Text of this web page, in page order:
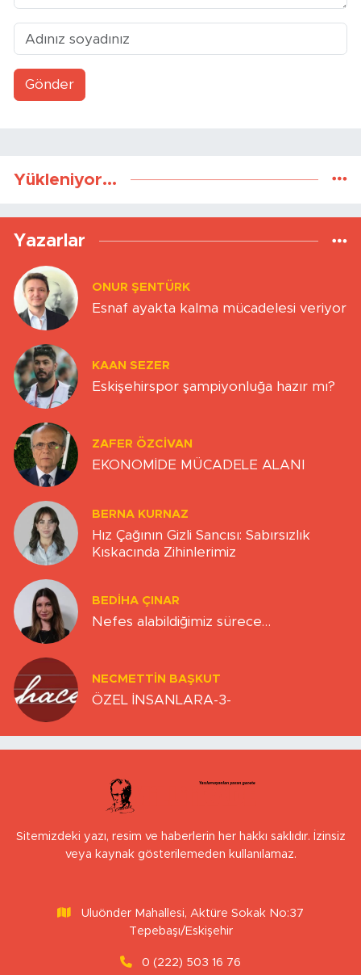
Gönder
Yükleniyor...
Yazarlar
ONUR ŞENTÜRK
Esnaf ayakta kalma mücadelesi veriyor
KAAN SEZER
Eskişehirspor şampiyonluğa hazır mı?
ZAFER ÖZCIVAN
EKONOMİDE MÜCADELE ALANI
BERNA KURNAZ
Hız Çağının Gizli Sancısı: Sabırsızlık
Kıskacında Zihinlerimiz
BEDIHA ÇINAR
Nefes alabildiğimiz sürece…
NECMETTIN BAŞKUT
ÖZEL İNSANLARA-3-
Sitemizdeki yazı, resim ve haberlerin her hakkı saklıdır. İzinsiz
veya kaynak gösterilemeden kullanılamaz.
Uluönder Mahallesi, Aktüre Sokak No:37
Tepebaşı/Eskişehir
0 (222) 503 16 76